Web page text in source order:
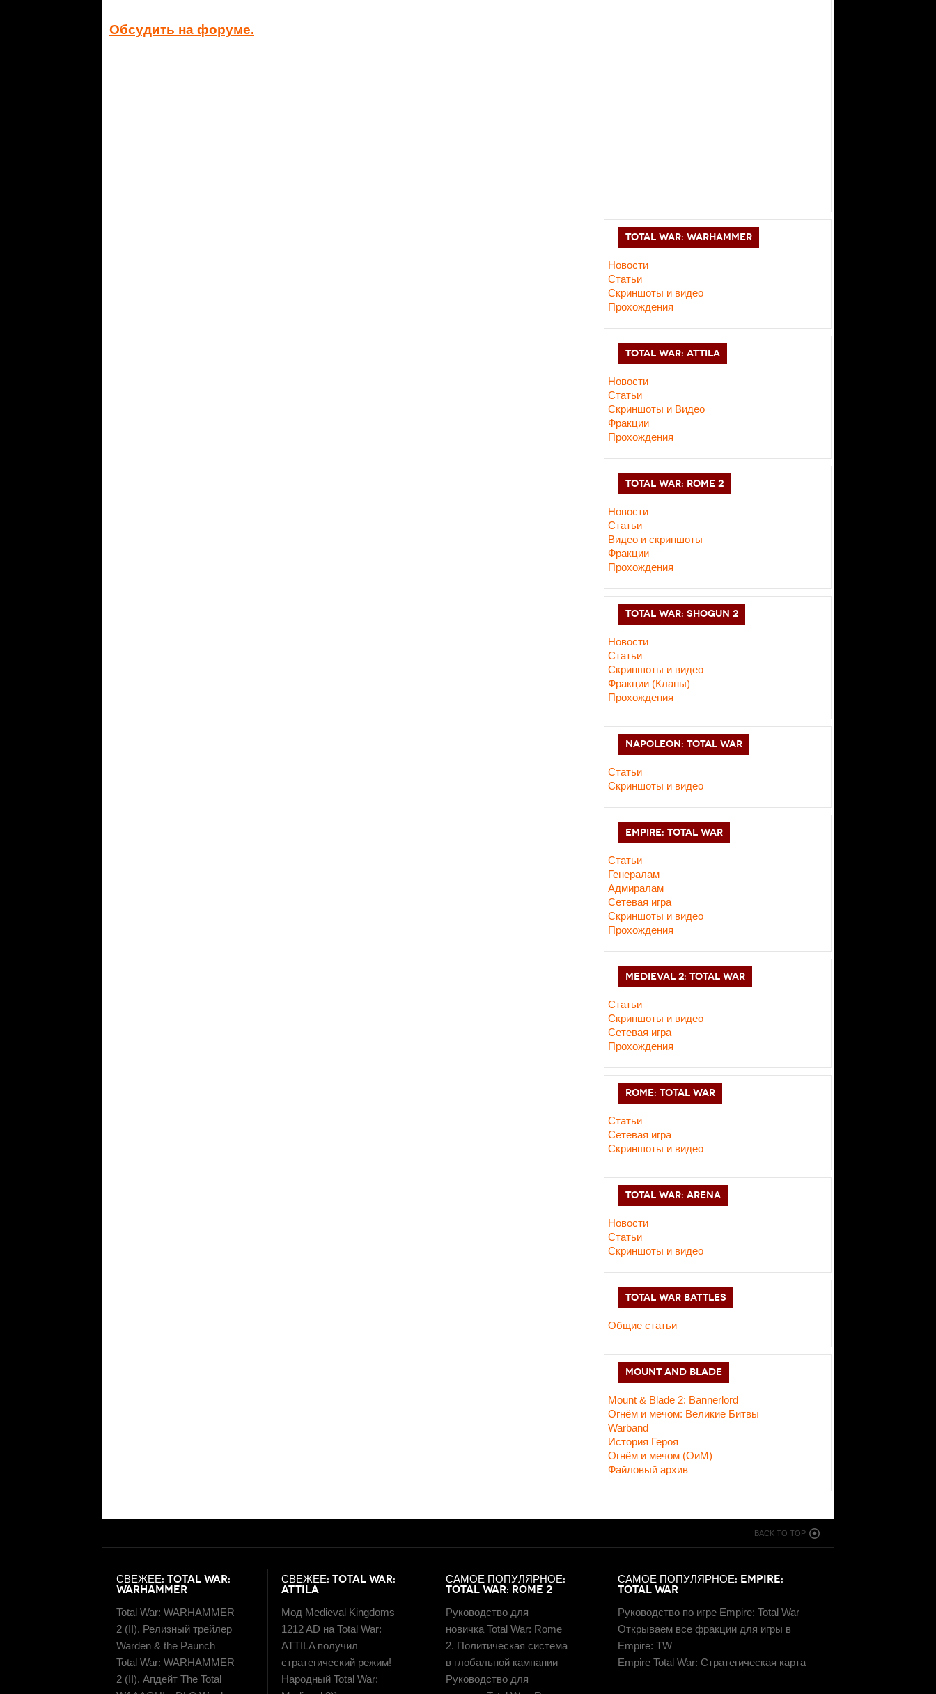
Обсудить на форуме.
TOTAL WAR: WARHAMMER
Новости
Статьи
Скриншоты и видео
Прохождения
TOTAL WAR: ATTILA
Новости
Статьи
Скриншоты и Видео
Фракции
Прохождения
TOTAL WAR: ROME 2
Новости
Статьи
Видео и скриншоты
Фракции
Прохождения
TOTAL WAR: SHOGUN 2
Новости
Статьи
Cкриншоты и видео
Фракции (Кланы)
Прохождения
NAPOLEON: TOTAL WAR
Статьи
Скриншоты и видео
EMPIRE: TOTAL WAR
Статьи
Генералам
Адмиралам
Сетевая игра
Скриншоты и видео
Прохождения
MEDIEVAL 2: TOTAL WAR
Статьи
Скриншоты и видео
Сетевая игра
Прохождения
ROME: TOTAL WAR
Статьи
Сетевая игра
Скриншоты и видео
TOTAL WAR: ARENA
Новости
Статьи
Скриншоты и видео
TOTAL WAR BATTLES
Общие статьи
MOUNT AND BLADE
Mount & Blade 2: Bannerlord
Огнём и мечом: Великие Битвы
Warband
История Героя
Огнём и мечом (ОиМ)
Файловый архив
BACK TO TOP
СВЕЖЕЕ: TOTAL WAR:
WARHAMMER
Total War: WARHAMMER
2 (II). Релизный трейлер
Warden & the Paunch
Total War: WARHAMMER
2 (II). Апдейт The Total
СВЕЖЕЕ: TOTAL WAR:
ATTILA
Мод Medieval Kingdoms
1212 AD на Total War:
ATTILA получил
стратегический режим!
Народный Total War:
САМОЕ ПОПУЛЯРНОЕ:
TOTAL WAR: ROME 2
Руководство для
новичка Total War: Rome
2. Политическая система
в глобальной кампании
Руководство для
САМОЕ ПОПУЛЯРНОЕ: EMPIRE:
TOTAL WAR
Руководство по игре Empire: Total War
Открываем все фракции для игры в
Empire: TW
Empire Total War: Стратегическая карта